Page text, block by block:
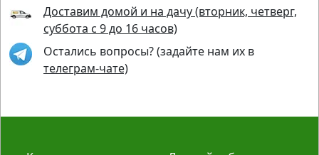
Доставим домой и на дачу (вторник, четверг,
суббота с 9 до 16 часов)
Остались вопросы? (задайте нам их в
телеграм-чате)